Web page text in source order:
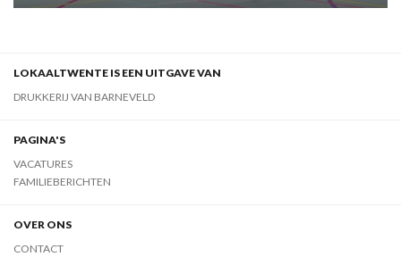
LOKAALTWENTE IS EEN UITGAVE VAN
DRUKKERIJ VAN BARNEVELD
PAGINA'S
VACATURES
FAMILIEBERICHTEN
OVER ONS
CONTACT